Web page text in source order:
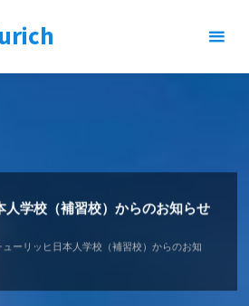
人学校（補習校）からのお知らせ
ューリッヒ日本人学校（補習校）からのお知